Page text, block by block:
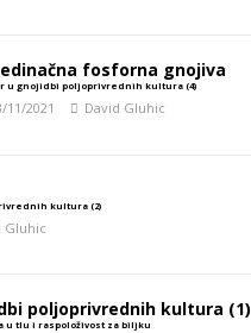
fosforna gnojiva
u gnojidbi poljoprivrednih kultura (4)
11/2021 David Gluhic
kultura (2)
Gluhic
poljoprivrednih kultura (1)
u tlu i raspoloživost za biljku